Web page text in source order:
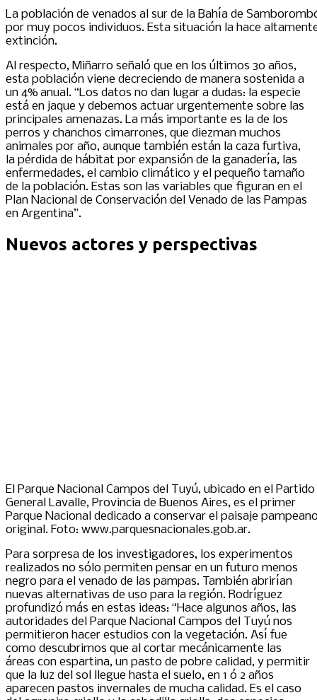
La población de venados al sur de la Bahía de
por muy pocos individuos. Esta situación la hace
extinción.
Al respecto, Miñarro señaló que en los últimos 30 años,
esta población viene decreciendo de manera sostenida a
un 4% anual. “Los datos no dan lugar a dudas: la especie
está en jaque y debemos actuar urgentemente sobre las
principales amenazas. La más importante es la de los
perros y chanchos cimarrones, que diezman muchos
animales por año, aunque también están la caza furtiva,
la pérdida de hábitat por expansión de la ganadería, las
enfermedades, el cambio climático y el pequeño tamaño
de la población. Estas son las variables que figuran en el
Plan Nacional de Conservación del Venado de las Pampas
en Argentina”.
Nuevos actores y perspectivas
El Parque Nacional Campos del Tuyú, ubicado en el Partido
General Lavalle, Provincia de Buenos Aires, es el primer
Parque Nacional dedicado a conservar el paisaje
original. Foto: www.parquesnacionales.gob.ar.
Para sorpresa de los investigadores, los experimentos
realizados no sólo permiten pensar en un futuro menos
negro para el venado de las pampas. También abrirían
nuevas alternativas de uso para la región. Rodríguez
profundizó más en estas ideas: “Hace algunos años, las
autoridades del Parque Nacional Campos del Tuyú nos
permitieron hacer estudios con la vegetación. Así fue
como descubrimos que al cortar mecánicamente las
áreas con espartina, un pasto de pobre calidad, y permitir
que la luz del sol llegue hasta el suelo, en 1 ó 2 años
aparecen pastos invernales de mucha calidad. Es el caso